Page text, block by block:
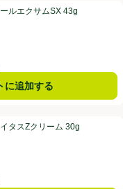
ルエクサムSX 43g
に追加する
タスZクリーム 30g